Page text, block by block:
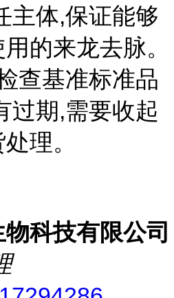
主体,保证能够
的来龙去脉。
查基准标准品
过期,需要收起
理。
科技有限公司